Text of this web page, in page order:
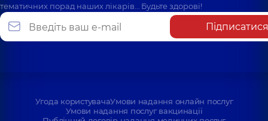
тематичних порад наших лікарів… Будьте здорові!
Підписатися
Угода користувачаУмови надання онлайн послуг
Умови надання послуг вакцинації